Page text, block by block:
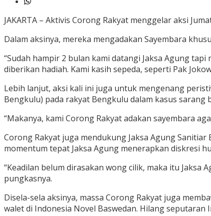
JAKARTA – Aktivis Corong Rakyat menggelar aksi
Dalam aksinya, mereka mengadakan Sayembara
“Sudah hampir 2 bulan kami datangi Jaksa Agung
diberikan hadiah. Kami kasih sepeda, seperti Pak
Lebih lanjut, aksi kali ini juga untuk mengenang
Bengkulu) pada rakyat Bengkulu dalam kasus sarang
“Makanya, kami Corong Rakyat adakan sayembara
Corong Rakyat juga mendukung Jaksa Agung
momentum tepat Jaksa Agung menerapkan diskresi
“Keadilan belum dirasakan wong cilik, maka itu
pungkasnya.
Disela-sela aksinya, massa Corong Rakyat juga
walet di Indonesia Novel Baswedan. Hilang seputaran